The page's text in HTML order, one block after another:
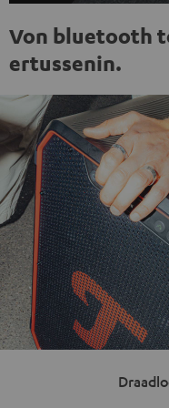
Von bluetooth
ertussenin.